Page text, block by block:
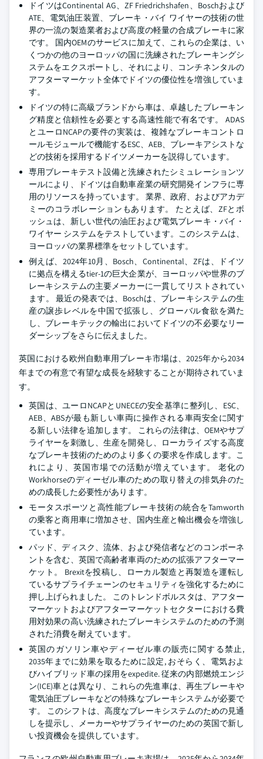
ドイツはContinental AG、ZF Friedrichshafen、Boschおよび
ATE、電気油圧装置、ブレーキ・バイ ワイヤーの技術の世
界の一流の製造業者および高度の軽量の合成ブレーキに家
です。 国内OEMのサービスに加えて、これらの企業は、い
くつかの他のヨーロッパの国に洗練されたブレーキングシ
ステムをエクスポートし、それにより、コンチネンタルの
アフターマーケット全体でドイツの優位性を増強していま
す。
ドイツの特に高級ブランドから車は、卓越したブレーキン
グ精度と信頼性を必要とする高速性能で有名です。 ADAS
とユーロNCAPの要件の実装は、複雑なブレーキコントロ
ールモジュールで機能するESC、AEB、ブレーキアシストな
どの技術を採用するドイツメーカーを説得しています。
専用ブレーキテスト設備と洗練されたシミュレーションツ
ールにより、ドイツは自動車産業の研究開発インフラに専
用のリソースを持っています。 業界、政府、およびアカデ
ミーのコラボレーションもあります。 たとえば、ZFとボ
ッシュは、新しい世代の油圧および電気ブレーキ・バイ・
ワイヤー システムをテストしています。このシステムは、
ヨーロッパの業界標準をセットしています。
例えば、2024年10月、Bosch、Continental、ZFは、ドイツ
に拠点を構えるtier-1の巨大企業が、ヨーロッパや世界のブ
レーキシステムの主要メーカーに一貫してリストされてい
ます。 最近の発表では、Boschは、ブレーキシステムの生
産の譲歩レベルを中国で拡張し、グローバル食欲を満た
し、ブレーキテックの輸出においてドイツの不必要なリー
ダーシップをさらに伝えました。
英国における欧州自動車用ブレーキ市場は、2025年から2034
年までの有意で有望な成長を経験することが期待されていま
す。
英国は、ユーロNCAPとUNECEの安全基準に整列し、ESC、
AEB、ABSが最も新しい車両に操作される車両安全に関す
る新しい法律を追加します。 これらの法律は、OEMやサプ
ライヤーを刺激し、生産を開発し、ローカライズする高度
なブレーキ技術のためのより多くの要求を作成します。こ
れにより、英国市場での活動が増えています。 老化の
Workhorseのディーゼル車のための取り替えの排気弁のた
めの成長した必要性があります。
モータスポーツと高性能ブレーキ技術の統合をTamworth
の乗客と商用車に増加させ、国内生産と輸出機会を増強し
ています。
パッド、ディスク、流体、および発信者などのコンポーネ
ントを含む、英国で高齢者車両のための拡張アフターマー
ケット。 Brexitを投稿し、ローカル製造と再製造を運転し
ているサプライチェーンのセキュリティを強化するために
押し上げられました。 このトレンドボルスタは、アフター
マーケットおよびアフターマーケットセクターにおける費
用対効果の高い洗練されたブレーキシステムのための予測
された消費を耐えています。
英国のガソリン車やディーゼル車の販売に関する禁止,
2035年までに効果を取るために設定, おそらく、電気およ
びハイブリッド車の採用をexpedite. 従来の内部燃焼エンジ
ン(ICE)車とは異なり、これらの先進車は、再生ブレーキや
電気油圧ブレーキなどの特殊なブレーキシステムが必要で
す。 このシフトは、高度なブレーキシステムのための見通
しを提示し、メーカーやサプライヤーのための英国で新し
い投資機会を提供しています。